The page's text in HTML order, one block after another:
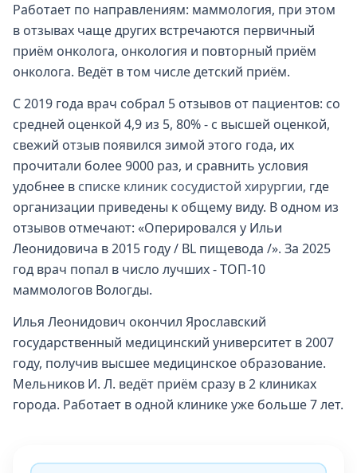
Работает по направлениям: маммология, при этом
в отзывах чаще других встречаются первичный
приём онколога, онкология и повторный приём
онколога. Ведёт в том числе детский приём.
С 2019 года врач собрал 5 отзывов от пациентов: со
средней оценкой 4,9 из 5, 80% - с высшей оценкой,
свежий отзыв появился зимой этого года, их
прочитали более 9000 раз, и сравнить условия
удобнее в списке клиник сосудистой хирургии, где
организации приведены к общему виду. В одном из
отзывов отмечают: «Оперировался у Ильи
Леонидовича в 2015 году / BL пищевода /». За 2025
год врач попал в число лучших - ТОП-10
маммологов Вологды.
Илья Леонидович окончил Ярославский
государственный медицинский университет в 2007
году, получив высшее медицинское образование.
Мельников И. Л. ведёт приём сразу в 2 клиниках
города. Работает в одной клинике уже больше 7 лет.